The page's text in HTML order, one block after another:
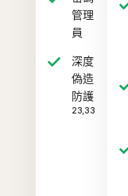
管理
員
深度
偽造
防護
23,33